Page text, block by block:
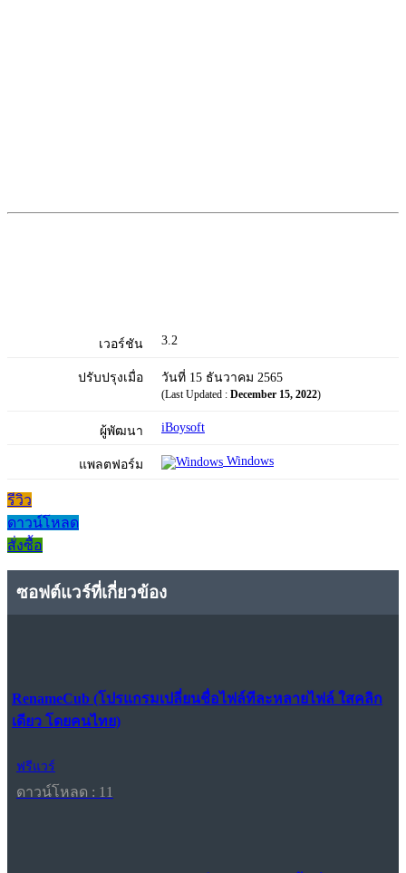
เวอร์ชัน 3.2
ปรับปรุงเมื่อ วันที่ 15 ธันวาคม 2565
(Last Updated : December 15, 2022)
ผู้พัฒนา iBoysoft
แพลตฟอร์ม Windows
รีวิว
ดาวน์โหลด
สั่งซื้อ
ซอฟต์แวร์ที่เกี่ยวข้อง
RenameCub (โปรแกรมเปลี่ยนชื่อไฟล์ทีละหลายไฟล์ ใสคลิก
เดียว โดยคนไทย)
ฟรีแวร์
ดาวน์โหลด : 11